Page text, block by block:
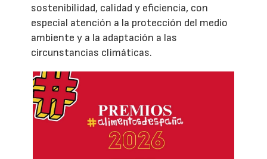
sostenibilidad, calidad y eficiencia, con
especial atención a la protección del medio
ambiente y a la adaptación a las
circunstancias climáticas.